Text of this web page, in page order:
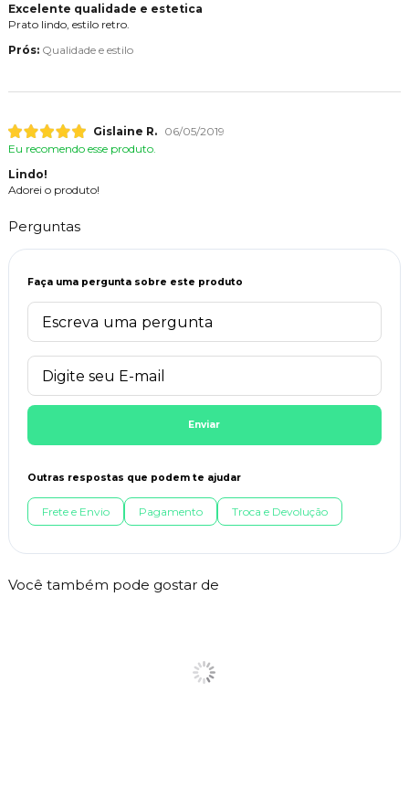
Excelente qualidade e estetica
Prato lindo, estilo retro.
Prós: Qualidade e estilo
Gislaine R.
06/05/2019
Eu recomendo esse produto.
Lindo!
Adorei o produto!
Perguntas
Faça uma pergunta sobre este produto
Enviar
Outras respostas que podem te ajudar
Frete e Envio Pagamento Troca e Devolução
Você também pode gostar de